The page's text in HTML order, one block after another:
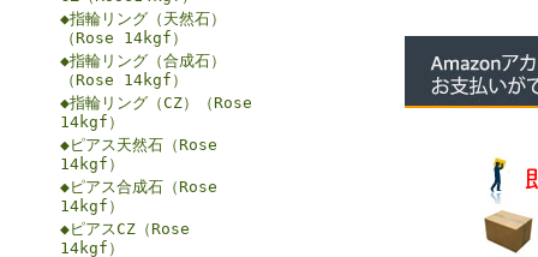
◆指輪リング（天然石）
（Rose 14kgf）
◆指輪リング（合成石）
（Rose 14kgf）
◆指輪リング（CZ）（Rose
14kgf）
◆ピアス天然石（Rose
14kgf）
◆ピアス合成石（Rose
14kgf）
◆ピアスCZ（Rose
14kgf）